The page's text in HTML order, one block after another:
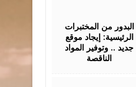
البدور من المختبرات
الرئيسية: إيجاد موقع
جديد .. وتوفير المواد
الناقصة